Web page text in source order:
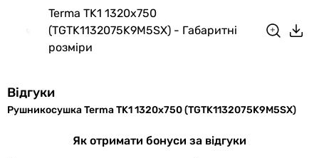
Монтаж настінний
Виробництво Польща
Матеріал
тільки для індивідуального
опалення
Terma TK1 1320x750
(TGTK1132075K9M5SX) - Габаритні
розміри
Відгуки
Рушникосушка Terma TK1 1320x750 (TGTK1132075K9M5SX)
Як отримати бонуси за відгуки